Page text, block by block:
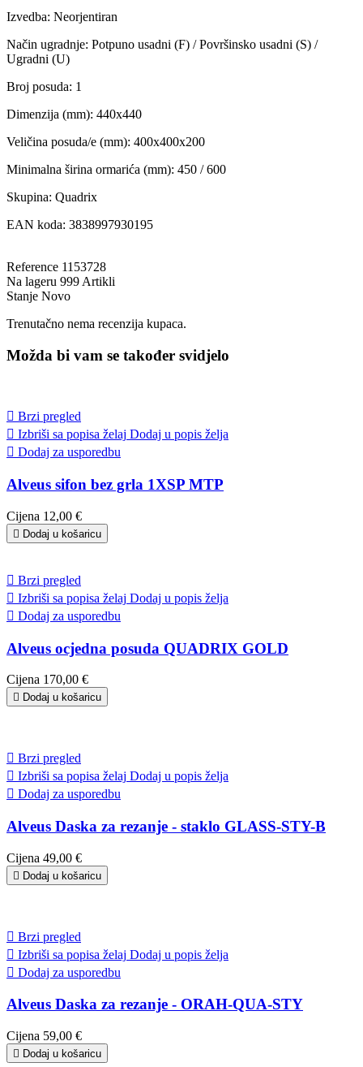
Izvedba: Neorjentiran
Način ugradnje: Potpuno usadni (F) / Površinsko usadni (S) /
Ugradni (U)
Broj posuda: 1
Dimenzija (mm): 440x440
Veličina posuda/e (mm): 400x400x200
Minimalna širina ormarića (mm): 450 / 600
Skupina: Quadrix
EAN koda: 3838997930195
Reference 1153728
Na lageru 999 Artikli
Stanje Novo
Trenutačno nema recenzija kupaca.
Možda bi vam se također svidjelo
 Brzi pregled
 Izbriši sa popisa želaj Dodaj u popis želja
 Dodaj za usporedbu
Alveus sifon bez grla 1XSP MTP
Cijena 12,00 €
 Dodaj u košaricu
 Brzi pregled
 Izbriši sa popisa želaj Dodaj u popis želja
 Dodaj za usporedbu
Alveus ocjedna posuda QUADRIX GOLD
Cijena 170,00 €
 Dodaj u košaricu
 Brzi pregled
 Izbriši sa popisa želaj Dodaj u popis želja
 Dodaj za usporedbu
Alveus Daska za rezanje - staklo GLASS-STY-B
Cijena 49,00 €
 Dodaj u košaricu
 Brzi pregled
 Izbriši sa popisa želaj Dodaj u popis želja
 Dodaj za usporedbu
Alveus Daska za rezanje - ORAH-QUA-STY
Cijena 59,00 €
 Dodaj u košaricu